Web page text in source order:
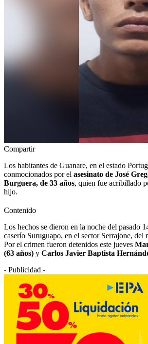
Compartir
Los habitantes de Guanare, en el estado
conmocionados por el asesinato de José
Burguera, de 33 años, quien fue acribillado
hijo.
Contenido
Los hechos se dieron en la noche del pasado
caserío Suruguapo, en el sector Serrajone, del
Por el crimen fueron detenidos este jueves
(63 años) y Carlos Javier Baptista
- Publicidad -